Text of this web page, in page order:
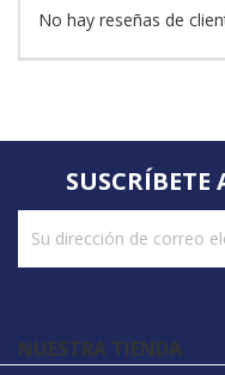
No hay reseñas de
NUESTRA TIENDA